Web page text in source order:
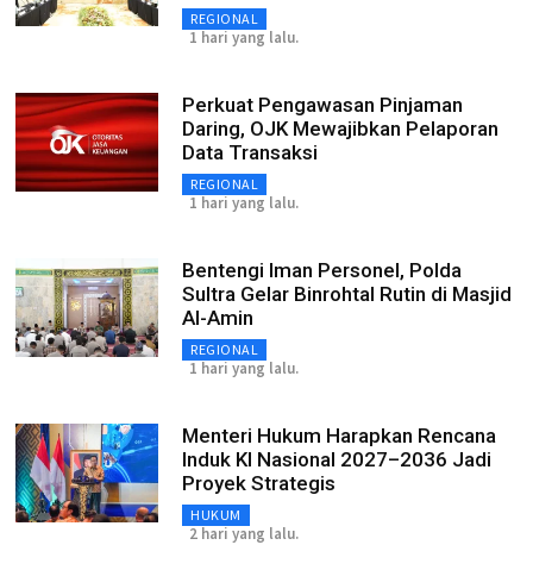
REGIONAL
1 hari yang lalu.
Perkuat Pengawasan Pinjaman
Daring, OJK Mewajibkan Pelaporan
Data Transaksi
REGIONAL
1 hari yang lalu.
Bentengi Iman Personel, Polda
Sultra Gelar Binrohtal Rutin di Masjid
Al-Amin
REGIONAL
1 hari yang lalu.
Menteri Hukum Harapkan Rencana
Induk KI Nasional 2027–2036 Jadi
Proyek Strategis
HUKUM
2 hari yang lalu.